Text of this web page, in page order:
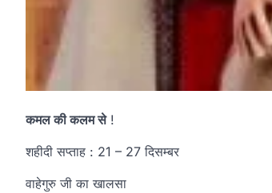
कमल की कलम से!
शहीदी सप्ताह : 21 – 27 दिसम्बर
वाहेगुरु जी का खालसा